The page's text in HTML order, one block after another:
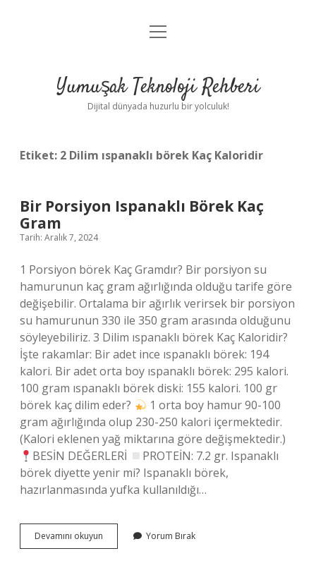
Anasayfa
Yasal Uyarı
menüyü
Yumuşak Teknoloji Rehberi
Dijital dünyada huzurlu bir yolculuk!
Etiket: 2 Dilim ıspanaklı börek Kaç Kaloridir
Bir Porsiyon Ispanaklı Börek Kaç
Gram
Tarih: Aralık 7, 2024
1 Porsiyon börek Kaç Gramdır? Bir porsiyon su
hamurunun kaç gram ağırlığında olduğu tarife göre
değişebilir. Ortalama bir ağırlık verirsek bir porsiyon
su hamurunun 330 ile 350 gram arasında olduğunu
söyleyebiliriz. 3 Dilim ıspanaklı börek Kaç Kaloridir?
İşte rakamlar: Bir adet ince ıspanaklı börek: 194
kalori. Bir adet orta boy ıspanaklı börek: 295 kalori.
100 gram ıspanaklı börek diski: 155 kalori. 100 gr
börek kaç dilim eder?
1 orta boy hamur 90-100
gram ağırlığında olup 230-250 kalori içermektedir.
(Kalori eklenen yağ miktarına göre değişmektedir.)
BESİN DEĞERLERİ
PROTEİN: 7.2 gr. Ispanaklı
börek diyette yenir mi? Ispanaklı börek,
hazırlanmasında yufka kullanıldığı…
Devamını okuyun
Porsiyon
Yorum Bırak